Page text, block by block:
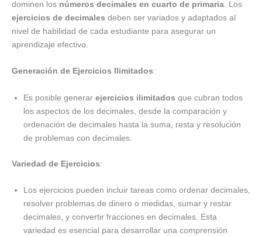
dominen los números decimales en cuarto de primaria . Los
ejercicios de decimales deben ser variados y adaptados al
nivel de habilidad de cada estudiante para asegurar un
aprendizaje efectivo.
Generación de Ejercicios Ilimitados:
Es posible generar ejercicios ilimitados que cubran todos
los aspectos de los decimales, desde la comparación y
ordenación de decimales hasta la suma, resta y resolución
de problemas con decimales.
Variedad de Ejercicios:
Los ejercicios pueden incluir tareas como ordenar decimales,
resolver problemas de dinero o medidas, sumar y restar
decimales, y convertir fracciones en decimales. Esta
variedad es esencial para desarrollar una comprensión